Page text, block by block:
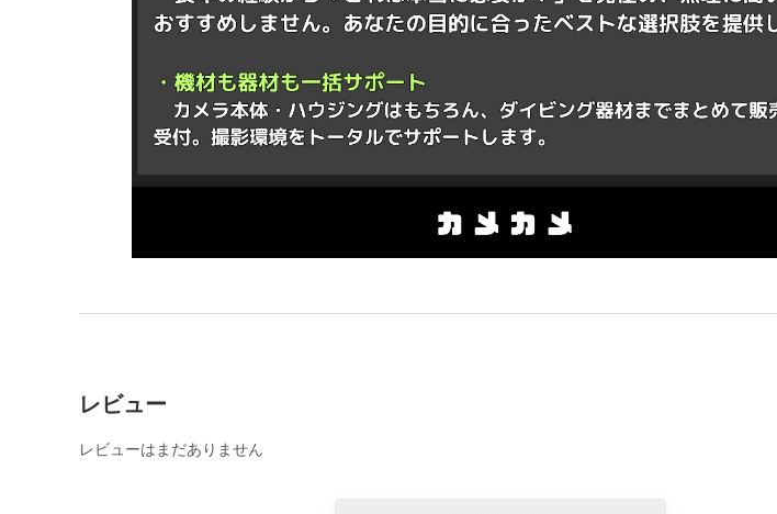
レビュー
レビューはまだありません